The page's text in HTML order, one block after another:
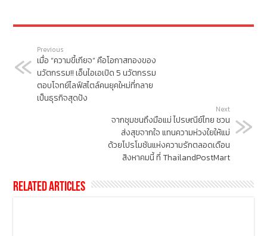
Previous
เมื่อ “ความขี้เกียจ” คือโอกาสทองของ
นวัตกรรม!! เอ็นไอเอเปิด 5 นวัตกรรม
ตอบโจทย์ไลฟ์สไตล์คนยุคใหม่ที่กลาย
เป็นธุรกิจสุดปัง
Next
จากชุมชนถึงมือแม่ ไปรษณีย์ไทย ชวน
ส่งสุขจากใจ แทนความห่วงใยให้แม่
ด้วยโปรโมชันแห่งความรักตลอดเดือน
สิงหาคมนี้ ที่ ThailandPostMart
Related Articles